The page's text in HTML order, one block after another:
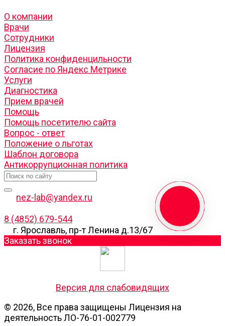
О компании
Врачи
Сотрудники
Лицензия
Политика конфиденцильности
Согласие по Яндекс Метрике
Услуги
Диагностика
Прием врачей
Помощь
Помощь посетителю сайта
Вопрос - ответ
Положение о льготах
Шаблон договора
Антикоррупционная политика
nez-lab@yandex.ru
8 (4852) 679-544
г. Ярославль, пр-т Ленина д.13/67
Заказать звонок
Версия для слабовидящих
© 2026, Все права защищены Лицензия на
деятельность ЛО-76-01-002779